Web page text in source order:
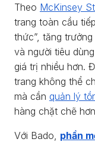
Theo McKinsey
trang toàn cầu
thức”, tăng
và người tiêu
giá trị nhiều hơn.
trang không thể
mà cần quản lý
hàng chặt chẽ
Với Bado, phần